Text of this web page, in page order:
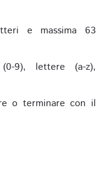
e massima 63
9), lettere (a-z),
o terminare con il